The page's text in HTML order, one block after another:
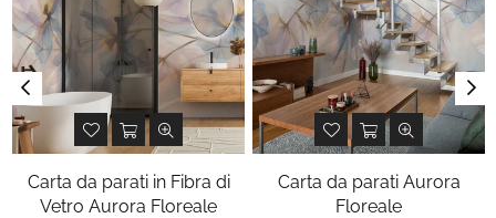
Carta da parati in Fibra di
Vetro Aurora Floreale
Carta da parati Aurora
Floreale